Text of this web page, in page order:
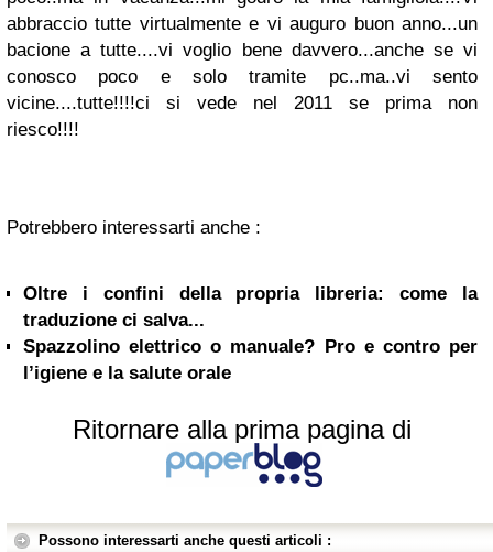
abbraccio tutte virtualmente e vi auguro buon anno...un
bacione a tutte....vi voglio bene davvero...anche se vi
conosco poco e solo tramite pc..ma..vi sento
vicine....tutte!!!!ci si vede nel 2011 se prima non
riesco!!!!
Potrebbero interessarti anche :
Oltre i confini della propria libreria: come la
traduzione ci salva...
Spazzolino elettrico o manuale? Pro e contro per
l’igiene e la salute orale
Ritornare alla prima pagina di
Possono interessarti anche questi articoli :